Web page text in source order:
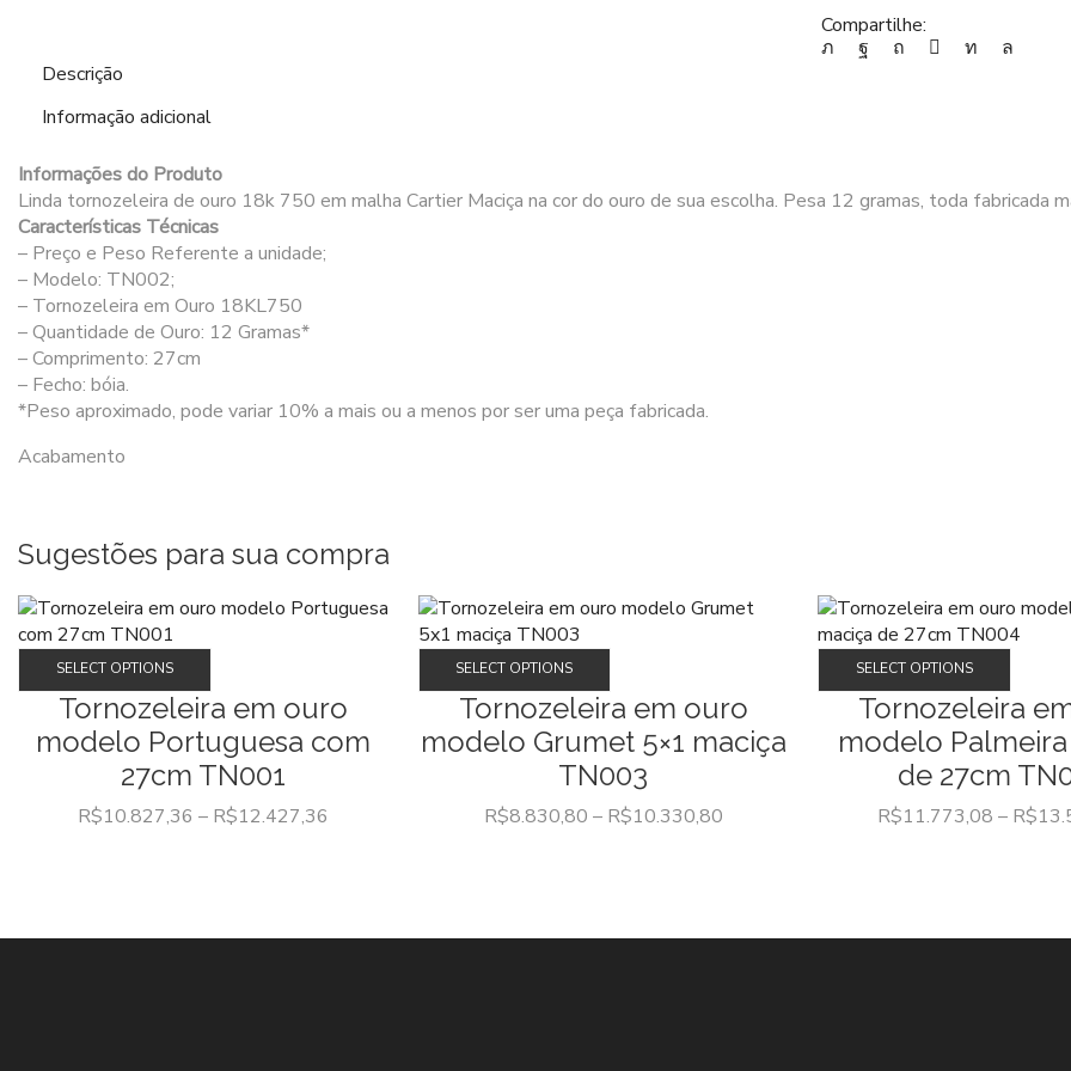
TN002
quantidade
Compartilhe:
Descrição
Informação adicional
Informações do Produto
Linda tornozeleira de ouro 18k 750 em malha Cartier Maciça na cor do ouro de sua escolha. Pesa 12 gramas, toda fabricada
Características Técnicas
– Preço e Peso Referente a unidade;
– Modelo: TN002;
– Tornozeleira em Ouro 18KL750
– Quantidade de Ouro: 12 Gramas*
– Comprimento: 27cm
– Fecho: bóia.
*Peso aproximado, pode variar 10% a mais ou a menos por ser uma peça fabricada.
Acabamento
Sugestões para sua compra
SELECT OPTIONS
tem
várias
variantes.
As
opções
Tornozeleira em ouro
modelo Portuguesa com
27cm TN001
R$10.827,36 – R$12.427,36
SELECT OPTIONS
tem
várias
variantes.
As
opções
Tornozeleira em ouro
modelo Grumet 5×1 maciça
TN003
R$8.830,80 – R$10.330,80
SELECT OPTIONS
tem
várias
As
opções
Tornozeleira
modelo
de 27cm
R$11.773,08 – R$